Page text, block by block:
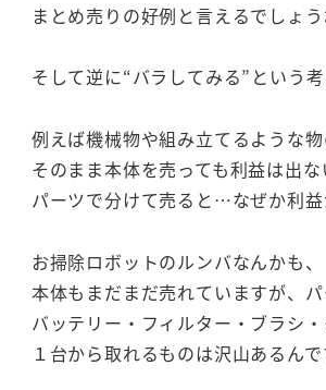
まとめ売りの好例と言えるでしょう
そして逆に“バラしてみる”という考
例えば機械物や組み立てるような物
そのまま本体を売っても利益は出な
パーツで分けて売ると…なぜか利益
お掃除ロボットのルンバなんかも、
本体もまだまだ売れていますが、
バッテリー・フィルター・ブラシ
１台から取れるものは沢山あるんで